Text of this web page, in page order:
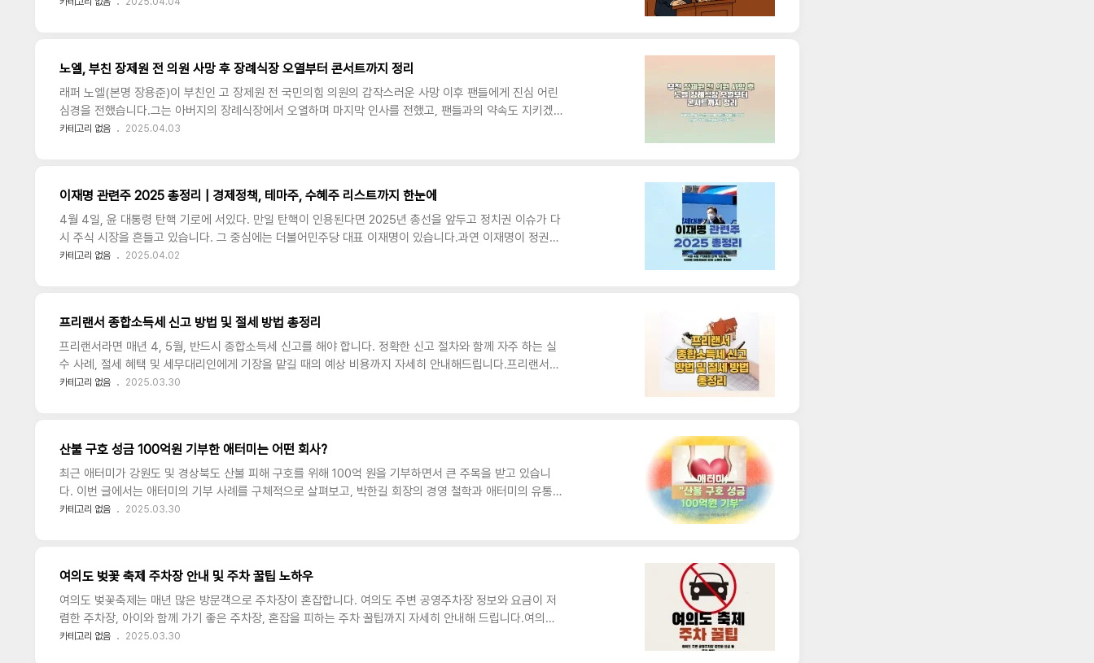
하게 침해되었다는 주장이 제기되었다.또한 최근 대통령의 계엄령 검토 문건 관련 의혹이 제기되..
노엘, 부친 장제원 전 의원 사망 후 장례식장 오열부터 콘서트까지 정리
래퍼 노엘(본명 장용준)이 부친인 고 장제원 전 국민의힘 의원의 갑작스러운 사망 이후 팬들에게 진심 어린
심경을 전했습니다.그는 아버지의 장례식장에서 오열하며 마지막 인사를 전했고, 팬들과의 약속도 지키겠다
는 다짐을 밝혔습니다.이 글에서는 장례식 현장, 노엘의 반응, 팬들의 여론, 부자 관계, 과거 논란까지 모두
산 부동산 및 예금 포함)장제원 전 의원은 대통령실 정무실장을 역임했으며, 윤석..
카테고리 없음 2025.04.03
이재명 관련주 2025 총정리 | 경제정책, 테마주, 수혜주 리스트까지 한눈에
4월 4일, 윤 대통령 탄핵 기로에 서있다. 만일 탄핵이 인용된다면 2025년 총선을 앞두고 정치권 이슈가 다
시 주식 시장을 흔들고 있습니다. 그 중심에는 더불어민주당 대표 이재명이 있습니다.과연 이재명이 정권을
잡거나 여당의 주도권을 쥐게 된다면, 어떤 경제 정책이 나올까요?그리고 어떤 주식들이 수혜를 받을지 미
돌봄 정책 강조바이오·복지 관련 기업 영향 기대디지털 전환스마트시티, AI 인프라 언급소..
카테고리 없음 2025.04.02
프리랜서 종합소득세 신고 방법 및 절세 방법 총정리
프리랜서라면 매년 4, 5월, 반드시 종합소득세 신고를 해야 합니다. 정확한 신고 절차와 함께 자주 하는 실
수 사례, 절세 혜택 및 세무대리인에게 기장을 맡길 때의 예상 비용까지 자세히 안내해드립니다.프리랜서가
종합소득세 신고 시 자주 하는 실수 사례원천징수된 소득을 신고하지 않는 경우: 이미 원천징수되었더라도
락된 소득은 추후 가산세와 함께 부과될 수 있으므로 정확한 신고가 필요합니다.프리랜서가 ..
카테고리 없음 2025.03.30
산불 구호 성금 100억원 기부한 애터미는 어떤 회사?
최근 애터미가 강원도 및 경상북도 산불 피해 구호를 위해 100억 원을 기부하면서 큰 주목을 받고 있습니
다. 이번 글에서는 애터미의 기부 사례를 구체적으로 살펴보고, 박한길 회장의 경영 철학과 애터미의 유통
구조, 그리고 소비자들이 자주 궁금해하는 대표 제품 '헤모힘'의 효능 논란까지 다양한 측면에서 애터미를
복구 작업에 실질적인 도움을 주기 위한 목적이라고 밝혔습니다.애터미가 이처럼 큰..
카테고리 없음 2025.03.30
여의도 벚꽃 축제 주차장 안내 및 주차 꿀팁 노하우
여의도 벚꽃축제는 매년 많은 방문객으로 주차장이 혼잡합니다. 여의도 주변 공영주차장 정보와 요금이 저
렴한 주차장, 아이와 함께 가기 좋은 주차장, 혼잡을 피하는 주차 꿀팁까지 자세히 안내해 드립니다.여의도
주요 공영주차장 정보주차장 이름상세주소운영시간연락처주차요금여의도 서강대교 남단 공영주차장서울
카테고리 없음 2025.03.30